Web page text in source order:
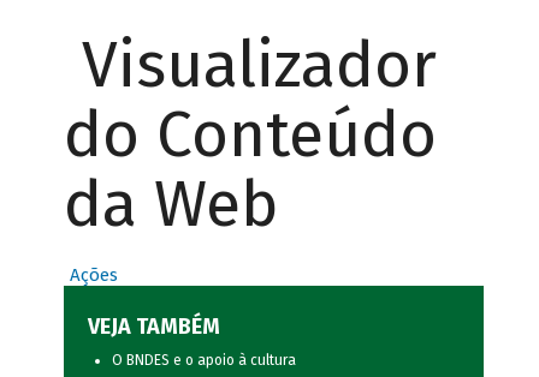
Visualizador
do Conteúdo
da Web
Ações
VEJA TAMBÉM
O BNDES e o apoio à cultura